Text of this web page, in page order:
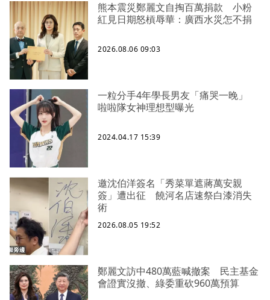
熊本震災鄭麗文自掏百萬捐款 小粉
紅見日期怒槓辱華：廣西水災怎不捐
2026.08.06 09:03
一粒分手4年學長男友「痛哭一晚」
啦啦隊女神理想型曝光
2024.04.17 15:39
邀沈伯洋簽名「秀菜單遮蔣萬安親
簽」遭出征 饒河名店速祭白漆消失
術
2026.08.05 19:52
鄭麗文訪中480萬藍喊撤案 民主基金
會證實沒撤、綠委重砍960萬預算